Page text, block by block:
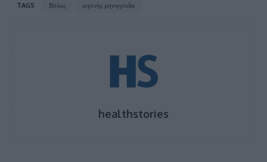
TAGS Βόλος ιογενής μηνιγγίτιδα
healthstories